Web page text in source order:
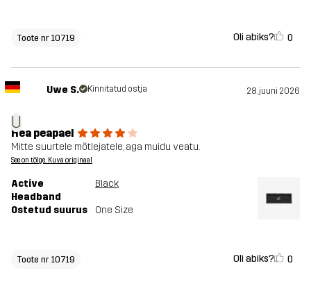
Toote nr 10719 Oli abiks? 0
U
Uwe S. Kinnitatud ostja 28. juuni 2026
Hea peapael
Mitte suurtele mõtlejatele, aga muidu veatu.
See on tõlge. Kuva originaal
Active
Headband
Black
Ostetud suurus One Size
Toote nr 10719 Oli abiks? 0